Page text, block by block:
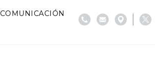
COMUNICACIÓN